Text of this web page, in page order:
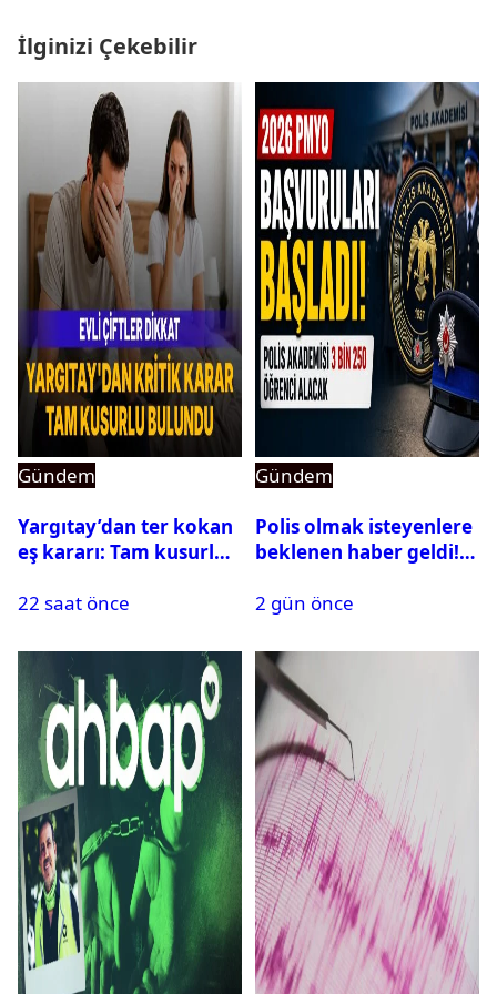
İlginizi Çekebilir
Gündem
Yargıtay’dan ter kokan
eş kararı: Tam kusurlu
22 saat önce
Gündem
Polis olmak isteyenlere
beklenen haber geldi!
2 gün önce